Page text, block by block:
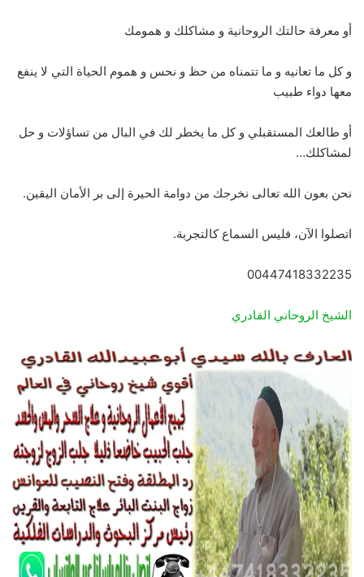
أو معرفة حالتك الروحانية و مشاكلك و همومك
و كل ما تعانيه و ما تتمناه من حظ و نحس و هموم الحياة التي لا ينفع
معها دواء طبيب
أو طالعك المستقبلي و كل ما يخطر لك في البال من تساؤلات و حل
لمشاكلك…
نحن بعون الله تعالى نخرجك من دوامة الحيرة إلى بر الأمان اليقين.
اتصلوا الآن، فليس السماع كالتجربة.
00447418332235
الشيخ الروحاني القادري